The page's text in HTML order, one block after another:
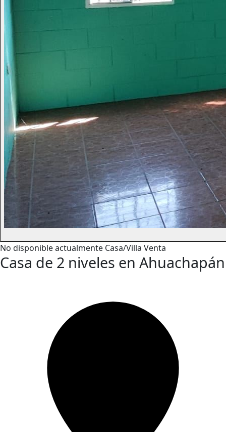
No disponible actualmente Casa/Villa Venta
Casa de 2 niveles en Ahuachapán